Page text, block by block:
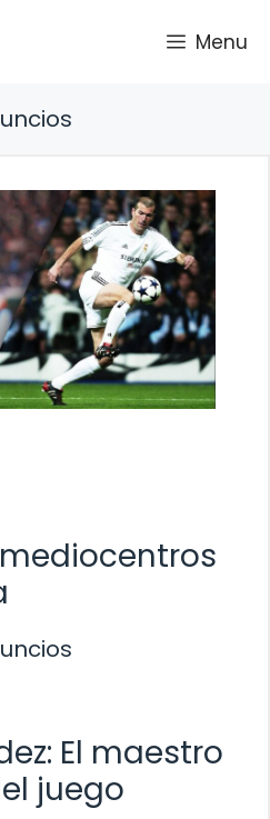
Menu
El maestro
juego